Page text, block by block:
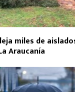
miles de
Araucanía